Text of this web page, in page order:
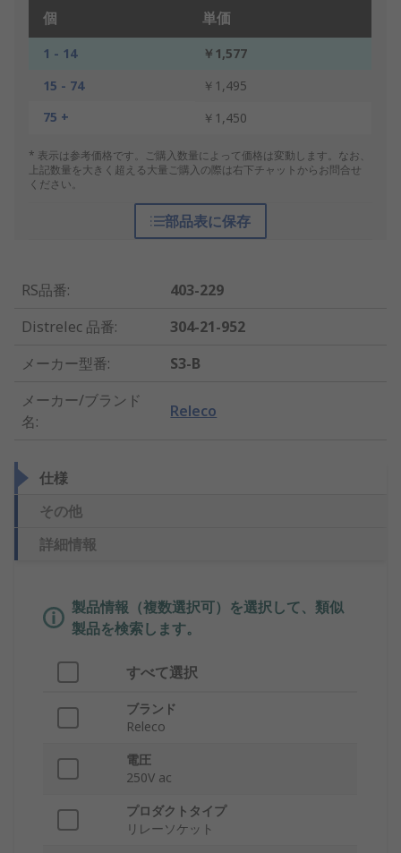
個 単価
1 - 14
￥1,577
15 - 74
￥1,495
75 +
￥1,450
* 表示は参考価格です。ご購入数量によって価格は変動します。なお、
上記数量を大きく超える大量ご購入の際は右下チャットからお問合せ
ください。
部品表に保存
RS品番:
403-229
Distrelec 品番:
304-21-952
メーカー型番:
S3-B
メーカー/ブランド
名:
Releco
仕様
その他
詳細情報
製品情報（複数選択可）を選択して、類似
製品を検索します。
すべて選択
ブランド
Releco
電圧
250V ac
プロダクトタイプ
リレーソケット